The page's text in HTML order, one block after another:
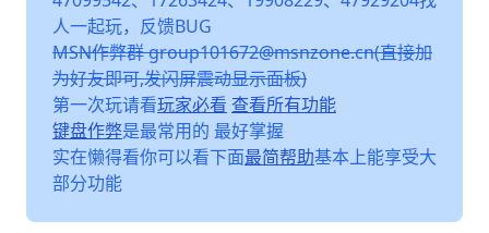
人一起玩，反馈BUG
MSN作弊群 group101672@msnzone.cn(直接加
为好友即可,发闪屏震动显示面板)
第一次玩请看玩家必看 查看所有功能
键盘作弊是最常用的 最好掌握
实在懒得看你可以看下面最简帮助基本上能享受大
部分功能